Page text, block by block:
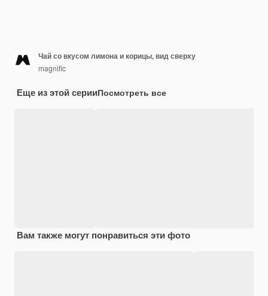
Чай со вкусом лимона и корицы, вид сверху
magnific
Еще из этой серииПосмотреть все
Вам также могут понравиться эти фото